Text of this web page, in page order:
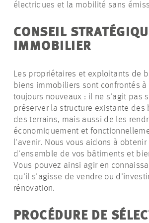
électriques et la mobilité sans
CONSEIL
IMMOBILIER
Les propriétaires et exploitants de
biens immobiliers sont confrontés
toujours nouveaux : il ne s'agit pas
préserver la structure existante des
des terrains, mais aussi de les
économiquement et
l'avenir. Nous vous aidons à obtenir
d'ensemble de vos bâtiments et
Vous pouvez ainsi agir en
qu'il s'agisse de vendre ou
rénovation.
PROCÉDURE DE